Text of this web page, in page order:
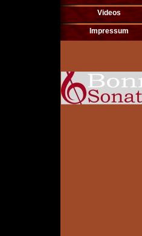
Videos
Impressum